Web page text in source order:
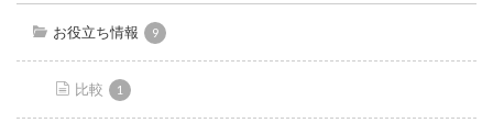
お役立ち情報 9
比較 1